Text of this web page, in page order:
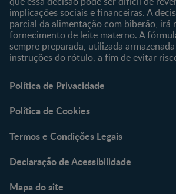
implicações sociais e financeiras. A
parcial da alimentação com biberão, irá
fornecimento de leite materno. A
sempre preparada, utilizada
instruções do rótulo, a fim de evitar
Política de Privacidade
Política de Cookies
Termos e Condições Legais
Declaração de Acessibilidade
Mapa do site